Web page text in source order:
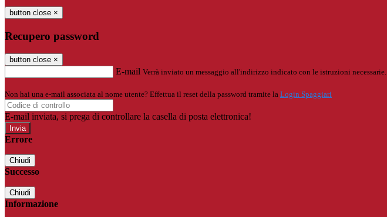
button close ×
Recupero password
button close ×
E-mail Verrà inviato un messaggio all'indirizzo indicato con le istruzioni necessarie.
Non hai una e-mail associata al nome utente? Effettua il reset della password tramite la Login Spaggiari
E-mail inviata, si prega di controllare la casella di posta elettronica!
Errore
Chiudi
Successo
Chiudi
Informazione